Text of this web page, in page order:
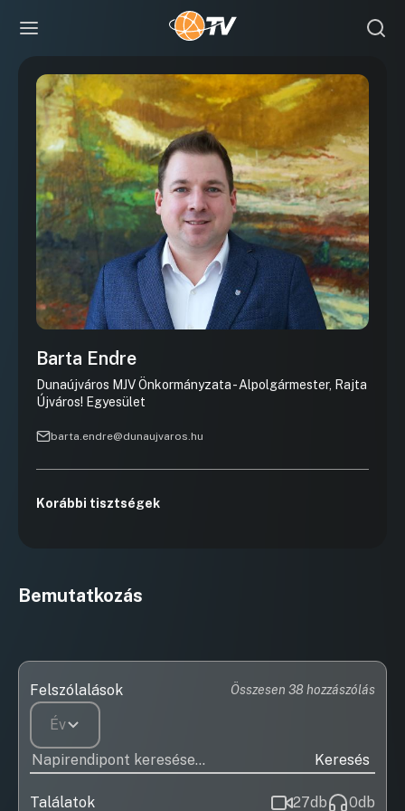
Barta Endre
Dunaújváros MJV Önkormányzata - Alpolgármester, Rajta
Újváros! Egyesület
barta.endre@dunaujvaros.hu
Korábbi tisztségek
Bemutatkozás
Felszólalások Összesen 38 hozzászólás
Év
Keresés
Találatok 27db 0db